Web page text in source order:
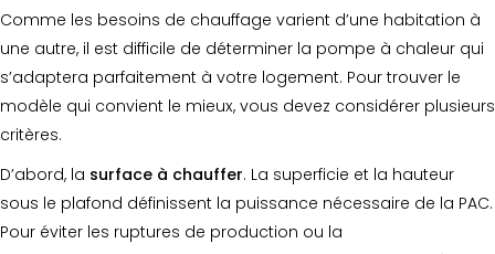
Comme les besoins de chauffage varient d’une habitation à
une autre, il est difficile de déterminer la pompe à chaleur qui
s’adaptera parfaitement à votre logement. Pour trouver le
modèle qui convient le mieux, vous devez considérer plusieurs
critères.
D’abord, la surface à chauffer. La superficie et la hauteur
sous le plafond définissent la puissance nécessaire de la PAC.
Pour éviter les ruptures de production ou la